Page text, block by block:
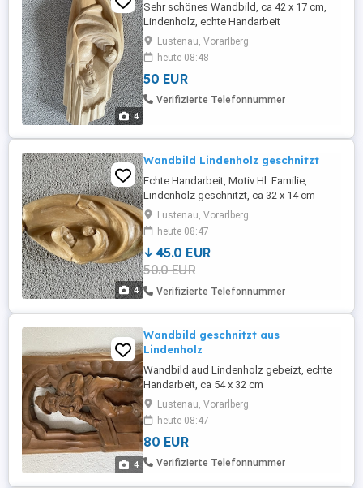
4
Sehr schönes Wandbild, ca 42 x 17 cm,
Lindenholz, echte Handarbeit
Lustenau, Vorarlberg
heute 08:48
50 EUR
Verifizierte Telefonnummer
4
Wandbild Lindenholz geschnitzt
Echte Handarbeit, Motiv Hl. Familie,
Lindenholz geschnitzt, ca 32 x 14 cm
Lustenau, Vorarlberg
heute 08:47
45.0 EUR
50.0 EUR
Verifizierte Telefonnummer
4
Wandbild geschnitzt aus
Lindenholz
Wandbild aud Lindenholz gebeizt, echte
Handarbeit, ca 54 x 32 cm
Lustenau, Vorarlberg
heute 08:47
80 EUR
Verifizierte Telefonnummer